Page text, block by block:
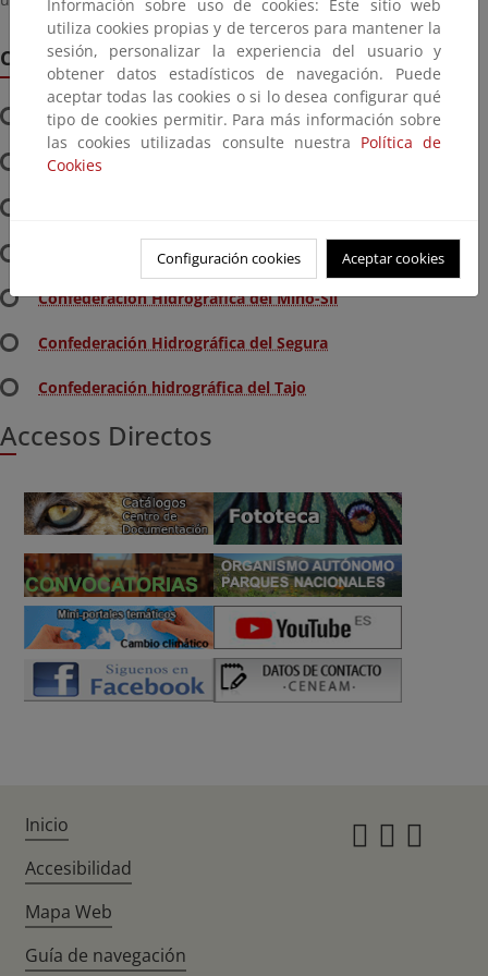
Confederaciones Hidrogáficas (CCHH)
Confederación Hidrográfica del Cantábrico
Confederación Hidrográfica del Duero
Confederación Hidrográfica del Júcar
Confederación Hidrográfica del Miño-Sil
Confederación Hidrográfica del Segura
Confederación hidrográfica del Tajo
Accesos Directos
Información sobre uso de cookies: Este sitio web
utiliza cookies propias y de terceros para mantener la
sesión, personalizar la experiencia del usuario y
obtener datos estadísticos de navegación. Puede
aceptar todas las cookies o si lo desea configurar qué
tipo de cookies permitir. Para más información sobre
las cookies utilizadas consulte nuestra Política de
Cookies
Configuración cookies Aceptar cookies
Inicio
Accesibilidad
Mapa Web
Guía de navegación